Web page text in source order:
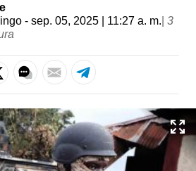
- sep. 05, 2025 | 11:27 a. m. 3